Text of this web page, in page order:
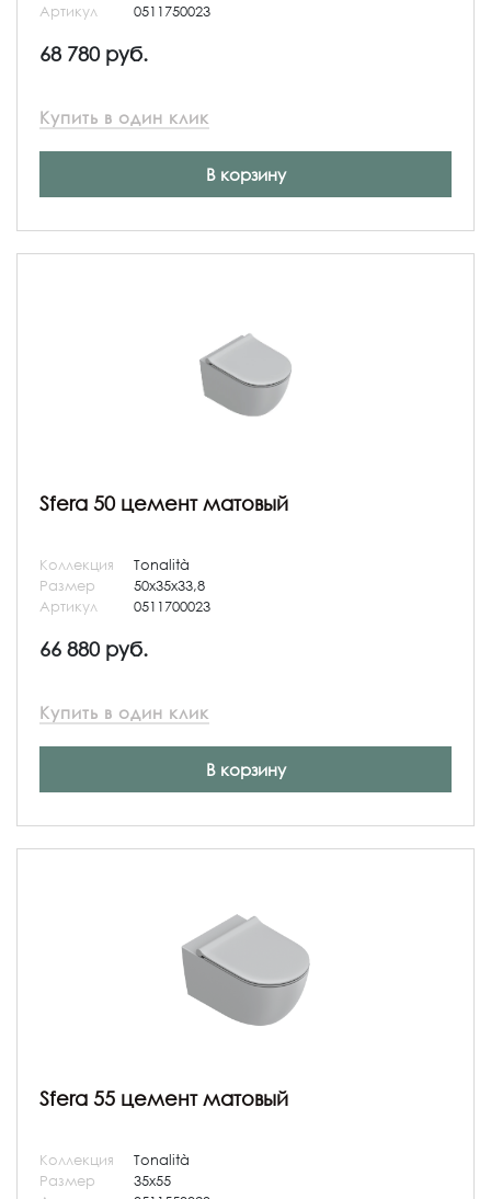
Артикул
0511750023
68 780 руб.
Купить в один клик
В корзину
Sfera 50 цемент матовый
Коллекция
Tonalità
Размер
50x35x33,8
Артикул
0511700023
66 880 руб.
Купить в один клик
В корзину
Sfera 55 цемент матовый
Коллекция
Tonalità
Размер
35x55